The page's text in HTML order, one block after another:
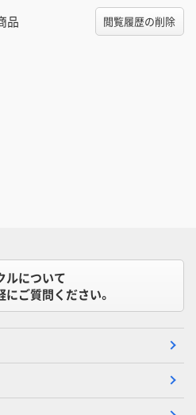
品 閲覧履歴の削除
ルについて
にご質問ください。